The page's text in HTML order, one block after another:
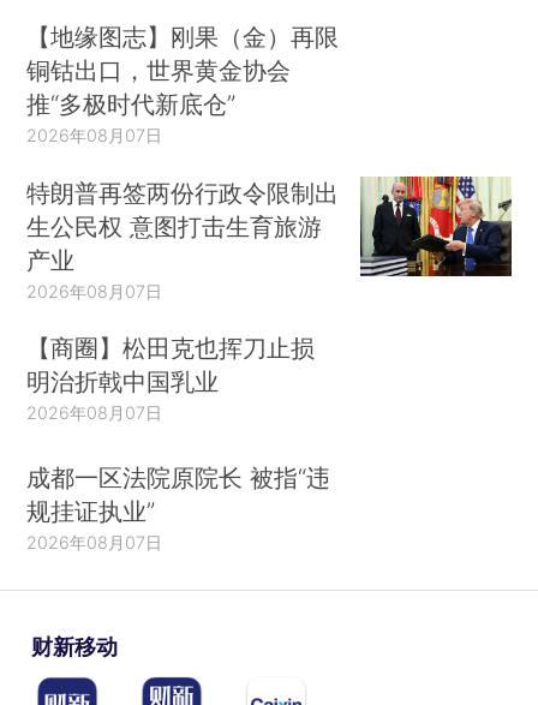
【地缘图志】刚果（金）再限
铜钴出口，世界黄金协会
推“多极时代新底仓”
2026年08月07日
特朗普再签两份行政令限制出
生公民权 意图打击生育旅游
产业
2026年08月07日
【商圈】松田克也挥刀止损
明治折戟中国乳业
2026年08月07日
成都一区法院原院长 被指“违
规挂证执业”
2026年08月07日
财新移动